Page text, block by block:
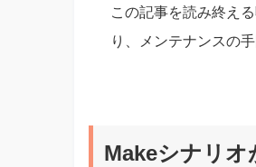
この記事を読み終え
り、メンテナンスの
Makeシナリオ